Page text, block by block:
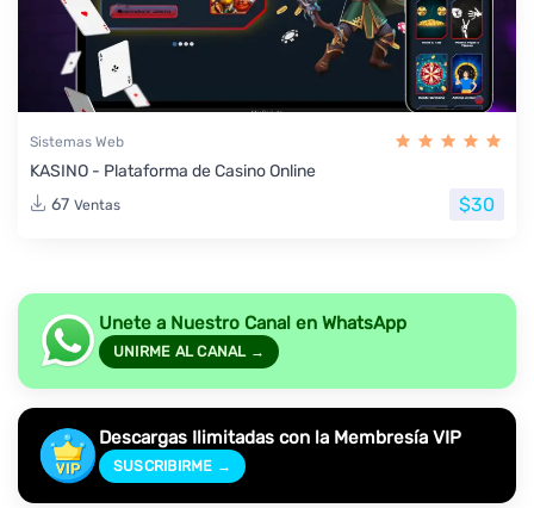
Sistemas Web
KASINO - Plataforma de Casino Online
67 Ventas $30
Unete a Nuestro Canal en WhatsApp
UNIRME AL CANAL →
Descargas Ilimitadas con la Membresía VIP
SUSCRIBIRME →